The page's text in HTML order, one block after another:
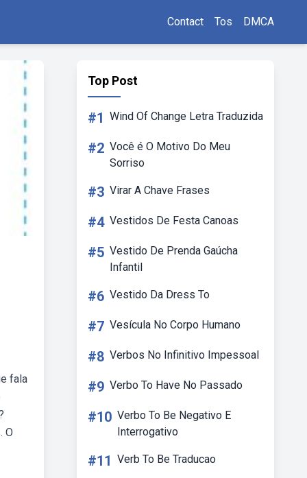
Contact Tos DMCA
fala
O
Top Post
#1 Wind Of Change Letra Traduzida
#2 Você é O Motivo Do Meu
Sorriso
#3 Virar A Chave Frases
#4 Vestidos De Festa Canoas
#5 Vestido De Prenda Gaúcha
Infantil
#6 Vestido Da Dress To
#7 Vesícula No Corpo Humano
#8 Verbos No Infinitivo Impessoal
#9 Verbo To Have No Passado
#10 Verbo To Be Negativo E
Interrogativo
#11 Verb To Be Traducao